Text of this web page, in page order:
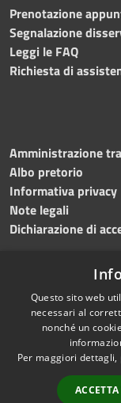
Prenotazione
Segnalazione
Leggi le FAQ
Richiesta di
Amministrazione
Albo pretorio
Informativa privacy
Note legali
Dichiarazione di
RSS
Accessibilità
Cookie
Mappa del sito
Questo sito web
necessari al
nonché un
Per maggiori dettagli,